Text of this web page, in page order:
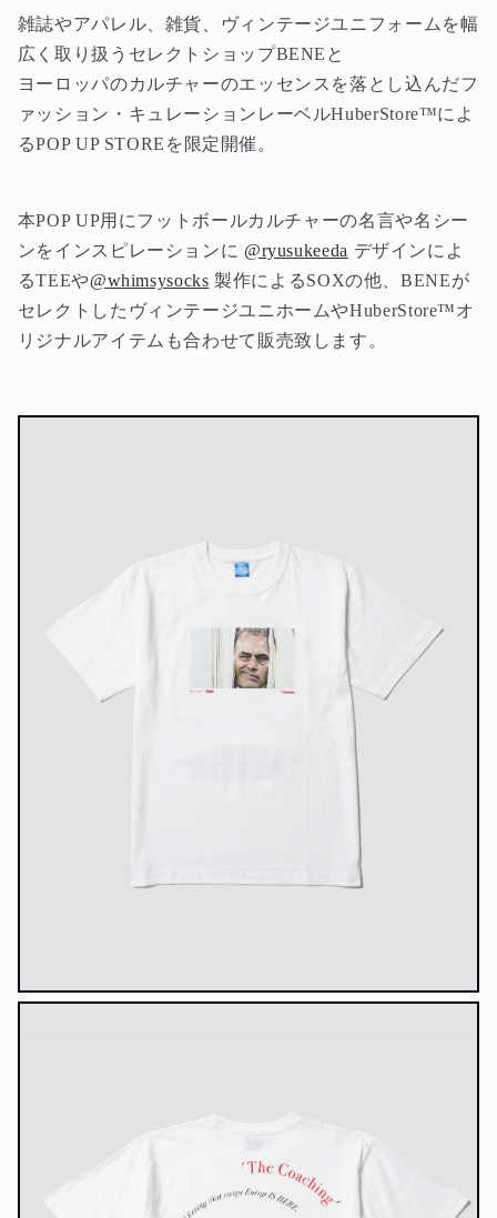
雑誌やアパレル、雑貨、ヴィンテージユニフォームを幅
広く取り扱うセレクトショップBENE と
ヨーロッパのカルチャーのエッセンスを落とし込んだフ
ァッション・キュレーションレーベルHuberStore™によ
るPOP UP STORE を限定開催。
本POP UP用にフットボールカルチャーの名言や名シー
ンをインスピレーションに @ryusukeeda デザインによ
るTEEや@whimsysocks 製作によるSOXの他、BENEが
セレクトしたヴィンテージユニホームやHuberStore™オ
リジナルアイテムも合わせて販売致します。